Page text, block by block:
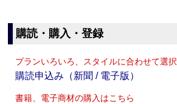
購読・購入・登録
プランいろいろ、スタイルに合わせて選択
購読申込み（新聞 / 電子版）
書籍、電子商材の購入はこちら